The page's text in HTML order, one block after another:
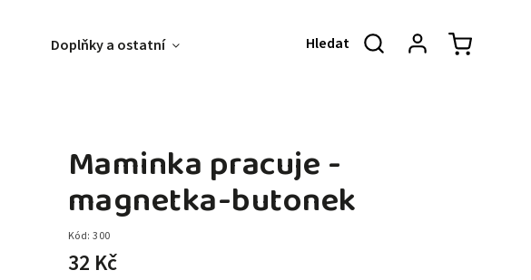
Doplňky a ostatní Akce & Slevy O NÁS
Maminka pracuje -
magnetka-butonek
Kód: 300
32 Kč